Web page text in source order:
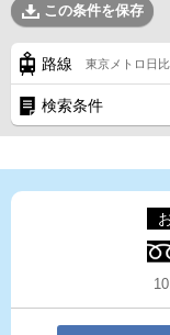
この条件を保存
路線 東京メトロ日
検索条件